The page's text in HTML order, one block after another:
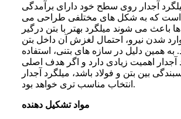
آجدار روی سطح خود دارای برآمدگی
است که به شکل های مختلفی طراحی می
باعث می شوند میلگرد بهتر با بتن درگیر
شدن نیرو، احتمال لغزش آن داخل بتن
به همین دلیل در سازه های بتنی، استفاده
آجدار اهمیت زیادی دارد و اگر هدف اصلی
بین بتن و فولاد باشد، میلگرد آجدار
انتخاب مناسب تری خواهد بود.
مواد تشکیل دهنده